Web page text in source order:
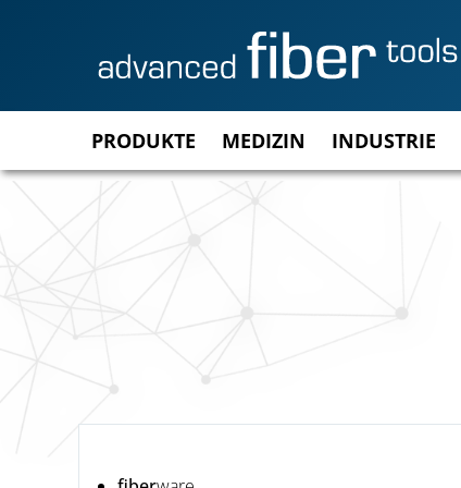
PRODUKTE MEDIZIN INDUSTRIE